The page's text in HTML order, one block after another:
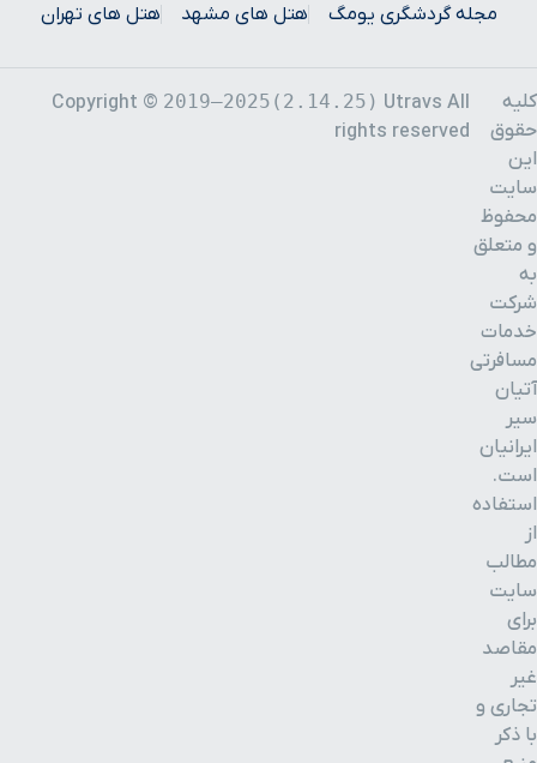
مجله گردشگری یومگ
هتل های مشهد هتل های تهران
کلیه
حقوق
این
سایت
محفوظ
و متعلق
به
شرکت
خدمات
مسافرتی
آتیان
سیر
ایرانیان
است.
استفاده
از
مطالب
سایت
برای
مقاصد
غیر
تجاری و
با ذکر
Copyright © 2019–2025(2.14.25) Utravs All
rights reserved